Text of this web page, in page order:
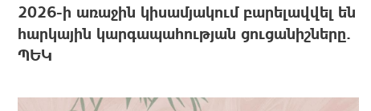
2026-ի առաջին կիսամյակում բարելավվել են
հարկային կարգապահության ցուցանիշները.
ՊԵԿ